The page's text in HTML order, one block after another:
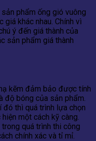
phẩm ống gió vuông
giá khác nhau. Chính vì
ý đến giá thành của
sản phẩm giá thành
kẽm đảm bảo được tính
độ bóng của sản phẩm.
thì quá trình lựa chọn
một cách kỹ càng.
quá trình thi công
chính xác và tỉ mỉ.